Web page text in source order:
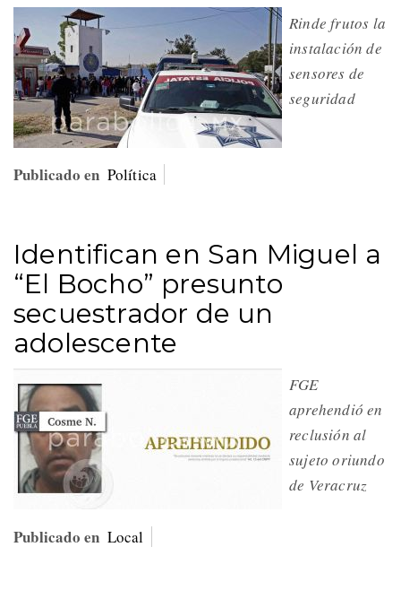
Rinde frutos la
instalación de
sensores de
seguridad
Publicado en Política
Identifican en San Miguel a
“El Bocho” presunto
secuestrador de un
adolescente
FGE
aprehendió en
reclusión al
sujeto oriundo
de Veracruz
Publicado en Local